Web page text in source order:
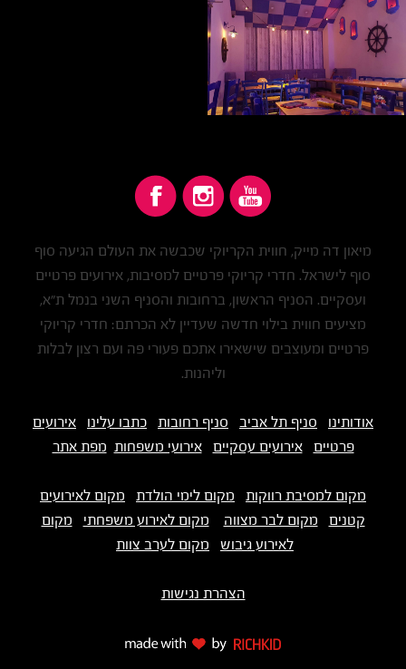
מיאון דה מייק, חווית הקריוקי שכבשה את העולם הגיעה סוף
סוף לישראל. חדרי קריוקי פרטיים למסיבות, אירועים פרטיים
ועסקיים. הסניף הראשון, ברחובות והסניף השני בנמל ת"א,
מציעים חווית בילוי חדשה שעדיין לא הכרתם: חדרי קריוקי
פרטיים ומעוצבים שישאירו אתכם פעורי פה ועם רצון לבלות
וליהנות.
אודותינו סניף תל אביב סניף רחובות כתבו עלינו
אירועים
פרטיים
אירועים עסקיים אירועי משפחות מפת אתר
מקום למסיבת רווקות מקום לימי הולדת
מקום לאירועים
קטנים
מקום לבר מצווה מקום לאירוע משפחתי
מקום
לאירוע גיבוש
מקום לערב צוות
הצהרת נגישות